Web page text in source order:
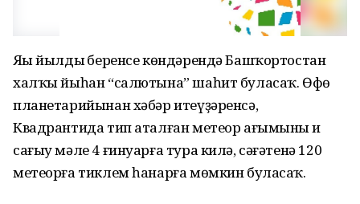
Яңы йылдың беренсе көндәрендә Башҡортостан
халҡы йыһан “салютына” шаһит буласаҡ. Өфө
планетарийынан хәбәр итеүҙәренсә,
Квадрантида тип аталған метеор ағымының иң
сағыу мәле 4 ғинуарға тура килә, сәғәтенә 120
метеорға тиклем һанарға мөмкин буласаҡ.